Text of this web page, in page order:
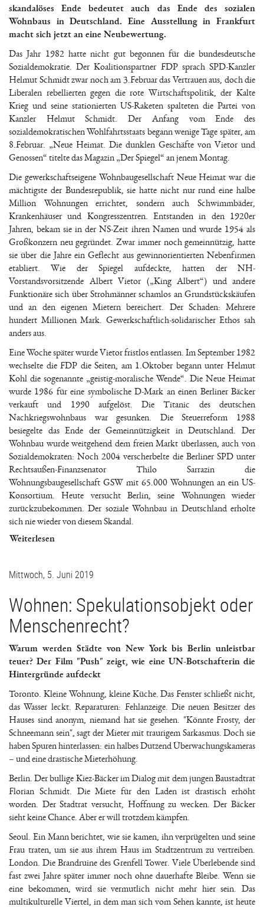
skandalöses Ende bedeutet auch das Ende des sozialen
Wohnbaus in Deutschland. Eine Ausstellung in Frankfurt
macht sich jetzt an eine Neubewertung.
Das Jahr 1982 hatte nicht gut begonnen für die bundesdeutsche
Sozialdemokratie. Der Koalitionspartner FDP sprach SPD-Kanzler
Helmut Schmidt zwar noch am 3.Februar das Vertrauen aus, doch die
Liberalen rebellierten gegen die rote Wirtschaftspolitik, der Kalte
Krieg und seine stationierten US-Raketen spalteten die Partei von
Kanzler Helmut Schmidt. Der Anfang vom Ende des
sozialdemokratischen Wohlfahrtsstaats begann wenige Tage später, am
8.Februar. „Neue Heimat. Die dunklen Geschäfte von Vietor und
Genossen“ titelte das Magazin „Der Spiegel“ an jenem Montag.
Die gewerkschaftseigene Wohnbaugesellschaft Neue Heimat war die
mächtigste der Bundesrepublik, sie hatte nicht nur rund eine halbe
Million Wohnungen errichtet, sondern auch Schwimmbäder,
Krankenhäuser und Kongresszentren. Entstanden in den 1920er
Jahren, bekam sie in der NS-Zeit ihren Namen und wurde 1954 als
Großkonzern neu gegründet. Zwar immer noch gemeinnützig, hatte
sie über die Jahre ein Geflecht aus gewinnorientierten Nebenfirmen
etabliert. Wie der Spiegel aufdeckte, hatten der NH-
Vorstandsvorsitzende Albert Vietor („King Albert“) und andere
Funktionäre sich über Strohmänner schamlos an Grundstückskäufen
und an den eigenen Mietern bereichert. Der Schaden: Mehrere
hundert Millionen Mark. Gewerkschaftlich-solidarischer Ethos sah
anders aus.
Eine Woche später wurde Vietor fristlos entlassen. Im September 1982
wechselte die FDP die Seiten, am 1.Oktober begann unter Helmut
Kohl die sogenannte „geistig-moralische Wende“. Die Neue Heimat
wurde 1986 für eine symbolische D-Mark an einen Berliner Bäcker
verkauft und 1990 aufgelöst. Die Titanic des deutschen
Nachkriegswohnbaus war gesunken. Die Steuerreform 1988
besiegelte das Ende der Gemeinnützigkeit in Deutschland. Der
Wohnbau wurde weitgehend dem freien Markt überlassen, auch von
Sozialdemokraten: Noch 2004 verscherbelte die Berliner SPD unter
Rechtsaußen-Finanzsenator Thilo Sarrazin die
Wohnungsbaugesellschaft GSW mit 65.000 Wohnungen an ein US-
Konsortium. Heute versucht Berlin, seine Wohnungen wieder
zurückzubekommen. Der soziale Wohnbau in Deutschland erholte
sich nie wieder von diesem Skandal.
Weiterlesen
Mittwoch, 5. Juni 2019
Wohnen: Spekulationsobjekt oder
Menschenrecht?
Warum werden Städte von New York bis Berlin unleistbar
teuer? Der Film "Push" zeigt, wie eine UN-Botschafterin die
Hintergründe aufdeckt
Toronto. Kleine Wohnung, kleine Küche. Das Fenster schließt nicht,
das Wasser leckt. Reparaturen: Fehlanzeige. Die neuen Besitzer des
Hauses sind anonym, niemand hat sie gesehen. "Könnte Frosty, der
Schneemann sein", sagt der Mieter mit traurigem Sarkasmus. Doch sie
haben Spuren hinterlassen: ein halbes Dutzend Überwachungskameras
– und eine drastische Mieterhöhung.
Berlin. Der bullige Kiez-Bäcker im Dialog mit dem jungen Baustadtrat
Florian Schmidt. Die Miete für den Laden ist drastisch erhöht
worden. Der Stadtrat versucht, Hoffnung zu wecken. Der Bäcker
sieht keine Chance. Aber er will trotzdem kämpfen.
Seoul. Ein Mann berichtet, wie sie kamen, ihn verprügelten und seine
Frau traten, um sie aus ihrem Haus im Stadtzentrum zu vertreiben.
London. Die Brandruine des Grenfell Tower. Viele Überlebende sind
fast zwei Jahre später immer noch ohne dauerhafte Bleibe. Wenn sie
eine bekommen, wird sie vermutlich nicht mehr hier sein. Das
multikulturelle Viertel, in dem man sich vom Sehen kannte, ist heute